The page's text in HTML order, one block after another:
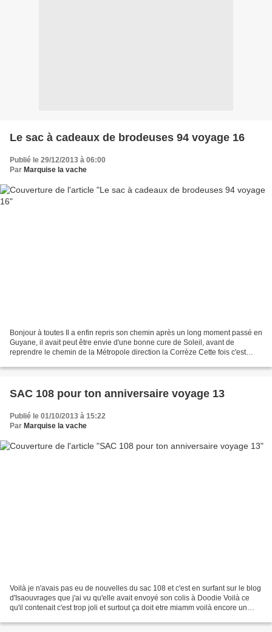
Le sac à cadeaux de brodeuses 94 voyage 16
Publié le 29/12/2013 à 06:00
Par Marquise la vache
Bonjour à toutes Il a enfin repris son chemin après un long moment passé en
Guyane, il avait peut être envie d'une bonne cure de Soleil, avant de
reprendre le chemin de la Métropole direction la Corrèze Cette fois c'est
SAC 108 pour ton anniversaire voyage 13
Publié le 01/10/2013 à 15:22
Par Marquise la vache
Voilà je n'avais pas eu de nouvelles du sac 108 et c'est en surfant sur le blog
d'Isaouvrages que j'ai vu qu'elle avait envoyé son colis à Doodie Voilà ce
qu'il contenait c'est trop joli et surtout ça doit etre miamm voilà encore un